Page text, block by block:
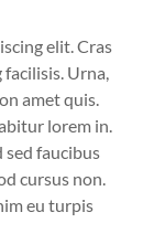
elit. Cras
Urna,
amet quis.
lorem in.
faucibus
cursus non.
eu turpis